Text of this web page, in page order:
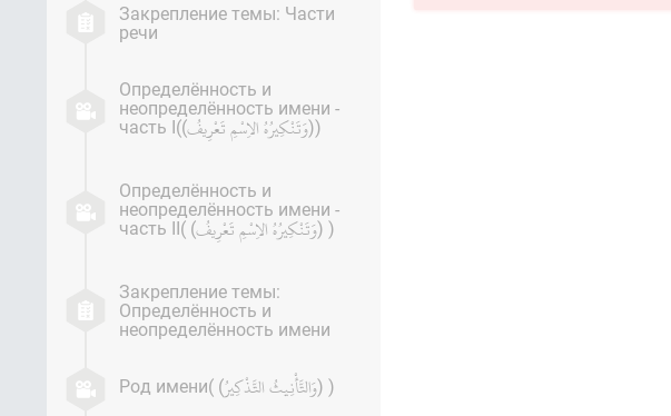
Закрепление темы: Части
речи
Определённость и
неопределённость имени -
часть I((
))
Определённость и
неопределённость имени -
часть II( (
) )
Закрепление темы:
Определённость и
неопределённость имени
Род имени( ( ) )